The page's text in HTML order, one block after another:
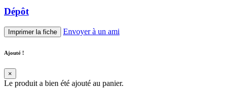
Dépôt
Imprimer la fiche Envoyer à un ami
Ajouté !
×
Le produit a bien été ajouté au panier.